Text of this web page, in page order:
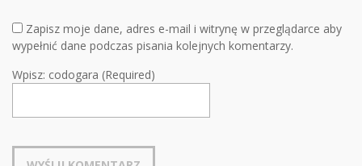
Zapisz moje dane, adres e-mail i witrynę w przeglądarce aby
wypełnić dane podczas pisania kolejnych komentarzy.
Wpisz: codogara (Required)